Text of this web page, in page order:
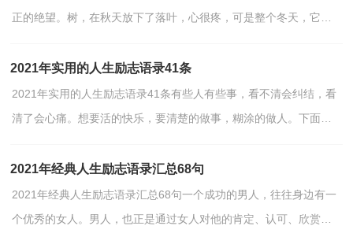
正的绝望。树，在秋天放下了落叶，心很疼，可是整个冬天，它让
2021年实用的人生励志语录41条
2021年实用的人生励志语录41条有些人有些事，看不清会纠结，看
清了会心痛。想要活的快乐，要清楚的做事，糊涂的做人。下面是
2021年经典人生励志语录汇总68句
2021年经典人生励志语录汇总68句一个成功的男人，往往身边有一
个优秀的女人。男人，也正是通过女人对他的肯定、认可、欣赏、